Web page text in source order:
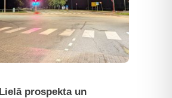
prospekta un